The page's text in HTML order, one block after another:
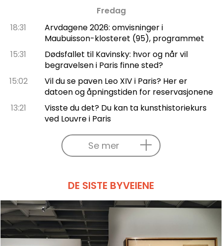
Fredag
18:31
Arvdagene 2026: omvisninger i
Maubuisson-klosteret (95), programmet
15:31
Dødsfallet til Kavinsky: hvor og når vil
begravelsen i Paris finne sted?
15:02
Vil du se paven Leo XIV i Paris? Her er
datoen og åpningstiden for reservasjonene
13:21
Visste du det? Du kan ta kunsthistoriekurs
ved Louvre i Paris
Se mer
DE SISTE BYVEIENE